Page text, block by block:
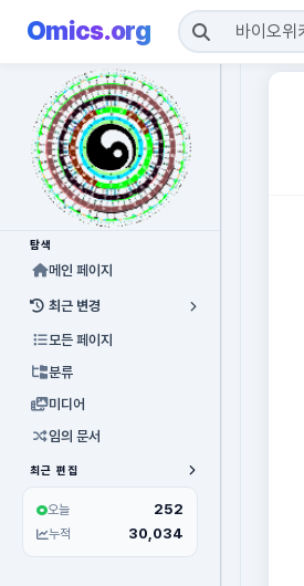
Omics.org
탐색
메인 페이지
최근 변경
모든 페이지
분류
미디어
임의 문서
최근 편집
오늘 252
누적 30,034